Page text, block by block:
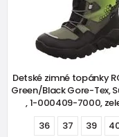
Detské zimné topánky
Green/Black Gore-Tex,
, 1-000409-7000,
36
37 39